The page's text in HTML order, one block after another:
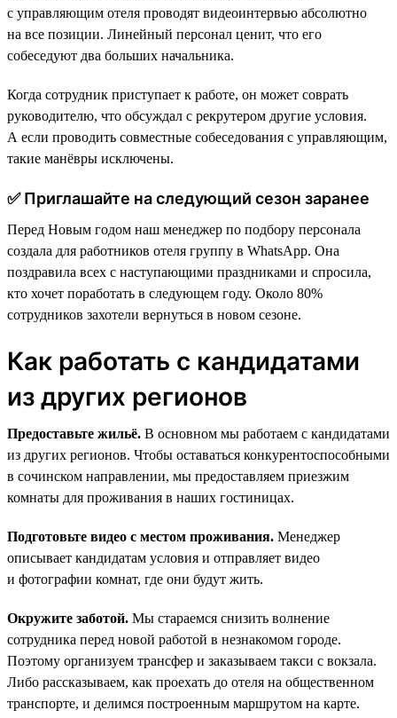
с управляющим отеля проводят видеоинтервью абсолютно
на все позиции. Линейный персонал ценит, что его
собеседуют два больших начальника.
Когда сотрудник приступает к работе, он может соврать
руководителю, что обсуждал с рекрутером другие условия.
А если проводить совместные собеседования с управляющим,
такие манёвры исключены.
✅ Приглашайте на следующий сезон заранее
Перед Новым годом наш менеджер по подбору персонала
создала для работников отеля группу в WhatsApp. Она
поздравила всех с наступающими праздниками и спросила,
кто хочет поработать в следующем году. Около 80%
сотрудников захотели вернуться в новом сезоне.
Как работать с кандидатами
из других регионов
Предоставьте жильё. В основном мы работаем с кандидатами
из других регионов. Чтобы оставаться конкурентоспособными
в сочинском направлении, мы предоставляем приезжим
комнаты для проживания в наших гостиницах.
Подготовьте видео с местом проживания. Менеджер
описывает кандидатам условия и отправляет видео
и фотографии комнат, где они будут жить.
Окружите заботой. Мы стараемся снизить волнение
сотрудника перед новой работой в незнакомом городе.
Поэтому организуем трансфер и заказываем такси с вокзала.
Либо рассказываем, как проехать до отеля на общественном
транспорте, и делимся построенным маршрутом на карте.